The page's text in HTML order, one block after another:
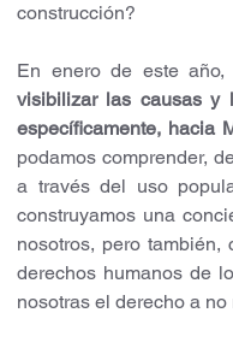
construcción?
En enero de este año,
visibilizar las causas y
específicamente, hacia
podamos comprender,
a través del uso
construyamos una
nosotros, pero
derechos humanos de
nosotras el derecho a no